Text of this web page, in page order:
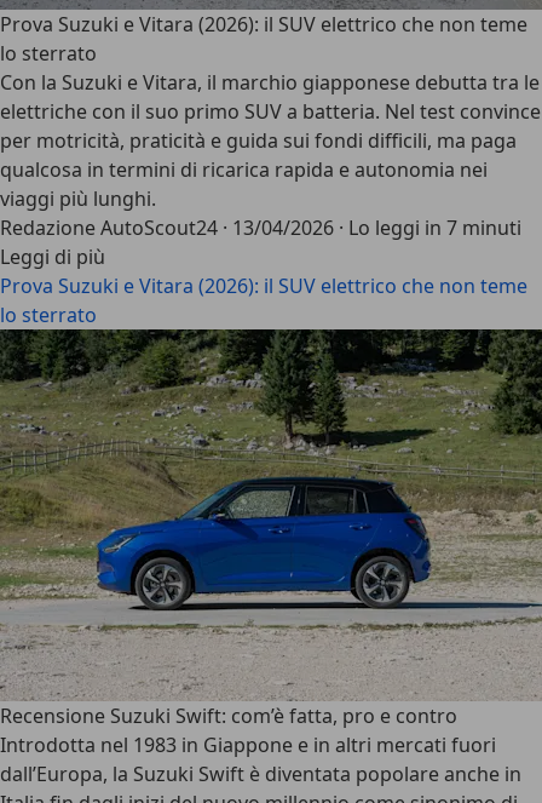
Prova Suzuki e Vitara (2026): il SUV elettrico che non teme
lo sterrato
Con la Suzuki e Vitara, il marchio giapponese debutta tra le
elettriche con il suo primo SUV a batteria. Nel test convince
per motricità, praticità e guida sui fondi difficili, ma paga
qualcosa in termini di ricarica rapida e autonomia nei
viaggi più lunghi.
Redazione AutoScout24 · 13/04/2026 · Lo leggi in 7 minuti
Leggi di più
Prova Suzuki e Vitara (2026): il SUV elettrico che non teme
lo sterrato
Recensione Suzuki Swift: com’è fatta, pro e contro
Introdotta nel 1983 in Giappone e in altri mercati fuori
dall’Europa, la Suzuki Swift è diventata popolare anche in